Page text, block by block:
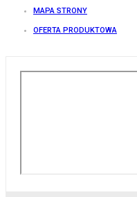
MAPA STRONY
OFERTA PRODUKTOWA